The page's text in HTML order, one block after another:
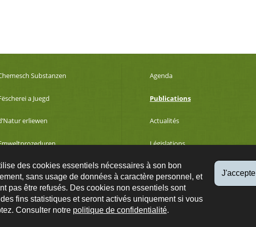
des cookies essentiels nécessaires à son bon
sans usage de données à caractère personnel, et
pas être refusés. Des cookies non essentiels sont
fins statistiques et seront activés uniquement si vous
Consulter notre politique de confidentialité.
J'accepte
Substanzen
a Juegd
erliewen
Agenda
Publications
Actualités
Législations
Développement durable
Contact FAQs Plan du site A propos